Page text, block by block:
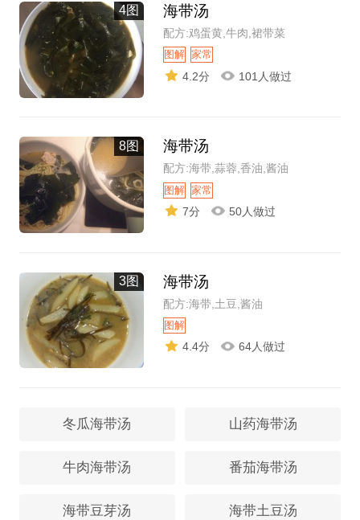
4图 海带汤
配方:鸡蛋黄,牛肉,裙带菜
图解 家常
4.2分 101人做过
8图 海带汤
配方:海带,蒜蓉,香油,酱油
图解 家常
7分 50人做过
3图 海带汤
配方:海带,土豆,酱油
图解
4.4分 64人做过
冬瓜海带汤 山药海带汤
牛肉海带汤 番茄海带汤
海带豆芽汤 海带土豆汤